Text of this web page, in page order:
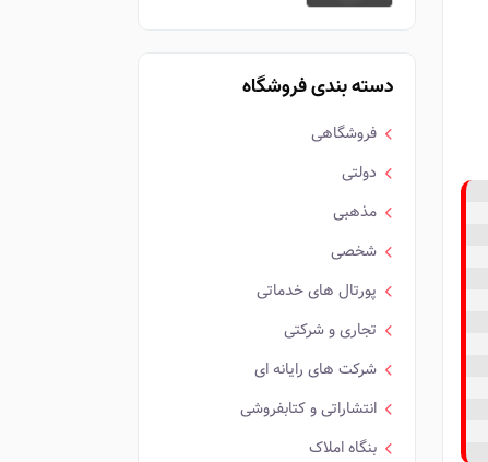
دسته بندی فروشگاه
فروشگاهی
دولتی
مذهبی
شخصی
پورتال های خدماتی
تجاری و شرکتی
شرکت های رایانه ای
انتشاراتی و کتابفروشی
بنگاه املاک